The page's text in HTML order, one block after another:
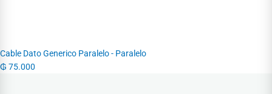
Cable Dato Generico Paralelo - Paralelo
₲ 75.000